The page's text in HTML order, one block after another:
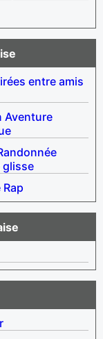
entre amis
Aventure
glisse
Rap